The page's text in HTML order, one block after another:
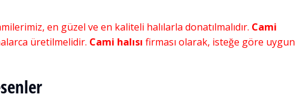
en güzel ve en kaliteli halılarla donatılmalıdır. Cami
üretilmelidir. Cami halısı firması olarak, isteğe göre uygun
Halı Cami Halıları